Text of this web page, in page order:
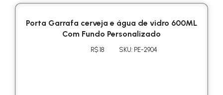
Porta Garrafa cerveja e água de vidro 600ML
Com Fundo Personalizado
R$ 18 SKU: PE-2904